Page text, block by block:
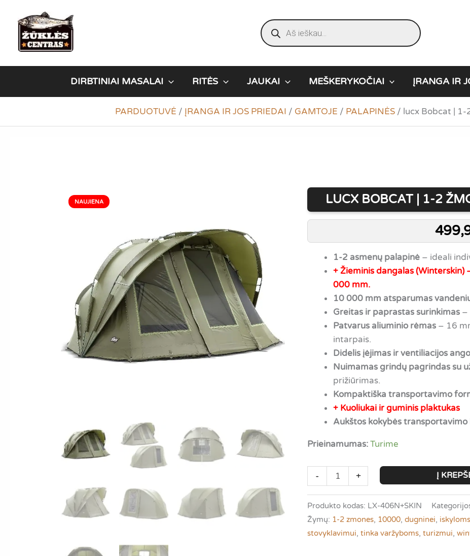
turinio
Products
search
DIRBTINIAI MASALAI RITĖS JAUKAI MEŠKERYKOČIAI ĮRANGA IR
PARDUOTUVĖ / ĮRANGA IR JOS PRIEDAI / GAMTOJE / PALAPINĖS / lucx Bobcat | 1-
NAUJIENA LUCX BOBCAT | 1-2
1-2 asmenų palapinė– ideali
+ Žieminis dangalas
000 mm.
10 000 mm atsparumas
Greitas ir paprastas surinkimas–
Patvarus aliuminio rėmas– 16
intarpais.
Didelis įėjimas ir ventiliacijos
Nuimamas grindų pagrindas su
prižiūrimas.
Kompaktiška transportavimo
+ Kuoliukai ir guminis plaktukas
Aukštos kokybės transportavimo
Prieinamumas: Turime
-
produkto
kiekis:
Bobcat
+ Į
Produkto kodas: LX-406N+SKIN
Žymų: 1-2 zmones, 10000, dugninei iskyloms
stovyklavimui tinka varžyboms, turizmui